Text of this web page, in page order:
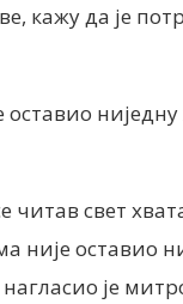
кажу да је
оставио
читав свет
оставио
је